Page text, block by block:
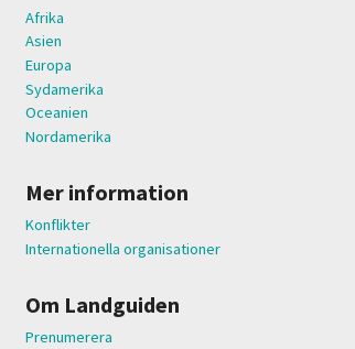
Afrika
Asien
Europa
Sydamerika
Oceanien
Nordamerika
Mer information
Konflikter
Internationella organisationer
Om Landguiden
Prenumerera